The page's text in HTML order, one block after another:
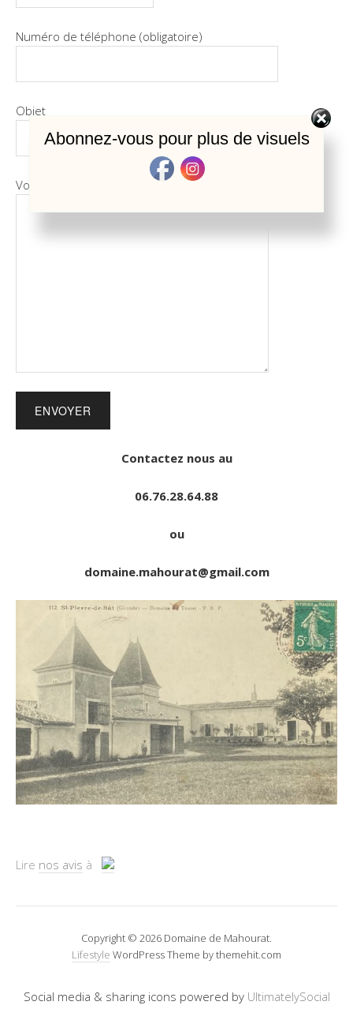
Numéro de téléphone (obligatoire)
Objet
Votre demande
Contactez nous au
06.76.28.64.88
ou
domaine.mahourat@gmail.com
Lire nos avis à
Copyright © 2026 Domaine de Mahourat.
Lifestyle WordPress Theme by themehit.com
Social media & sharing icons powered by UltimatelySocial
Abonnez-vous pour plus de visuels